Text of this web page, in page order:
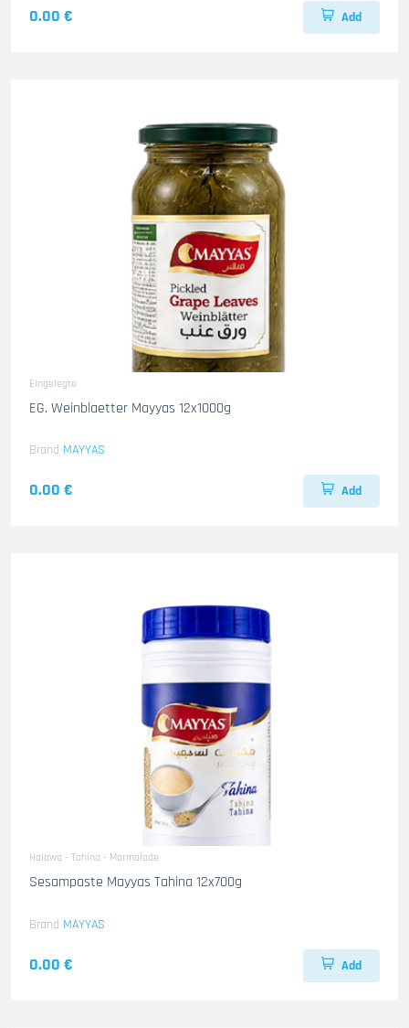
0.00 € Add
Eingelegte
EG. Weinblaetter Mayyas 12x1000g
Brand MAYYAS
0.00 € Add
Halawa - Tahina - Marmalade
Sesampaste Mayyas Tahina 12x700g
Brand MAYYAS
0.00 € Add